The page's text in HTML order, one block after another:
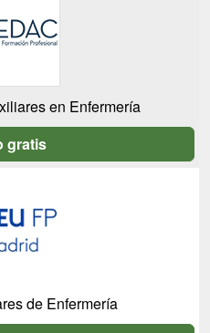
en Enfermería
gratis
de Enfermería